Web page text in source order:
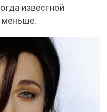
известной
меньше.